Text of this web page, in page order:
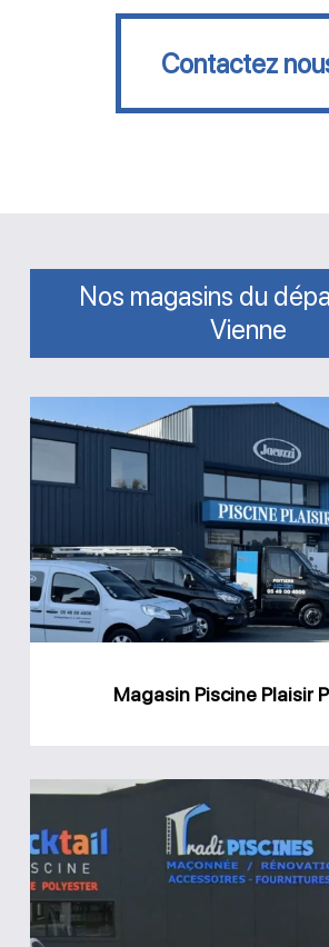
Contactez nous
Contactez
Nos magasins du
Vienne
Magasin
Piscine
Plaisir
Poitiers
Magasin Piscine Plaisir
Magasin
Tradi
Piscines